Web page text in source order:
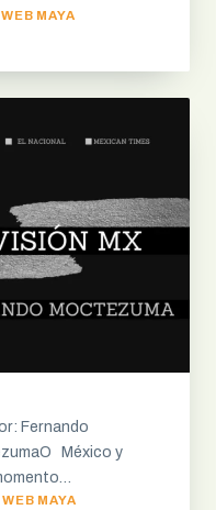
MAYA
Fernando
México y
MAYA